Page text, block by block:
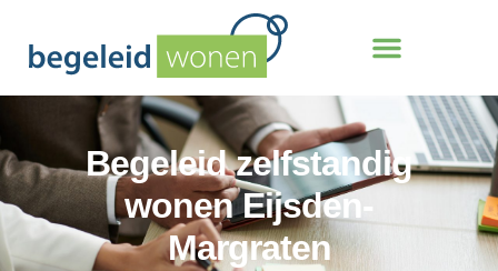
Begeleid zelfstandig
wonen Eijsden-
Margraten